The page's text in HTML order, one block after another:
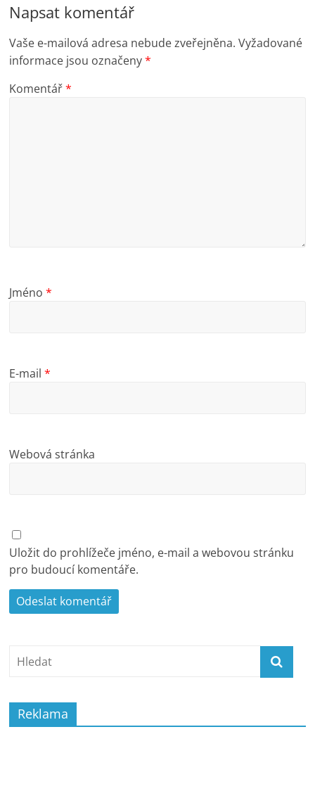
Napsat komentář
Vaše e-mailová adresa nebude zveřejněna. Vyžadované
informace jsou označeny*
Komentář*
Jméno*
E-mail*
Webová stránka
Uložit do prohlížeče jméno, e-mail a webovou stránku
pro budoucí komentáře.
Reklama